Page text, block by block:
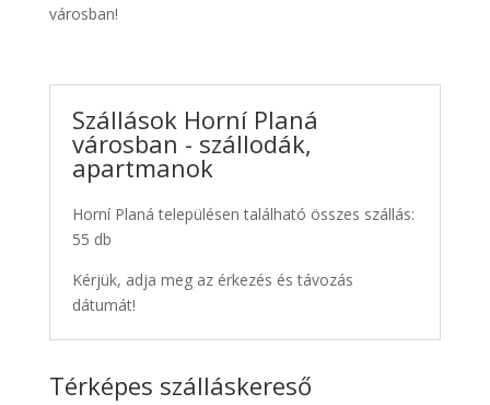
városban!
Szállások Horní Planá
városban - szállodák,
apartmanok
Horní Planá településen található összes szállás:
55 db
Kérjük, adja meg az érkezés és távozás
dátumát!
Térképes szálláskereső